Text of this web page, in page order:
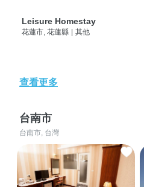
Leisure Homestay
花蓮市, 花蓮縣 其他
查看更多
台南市
台南市, 台灣